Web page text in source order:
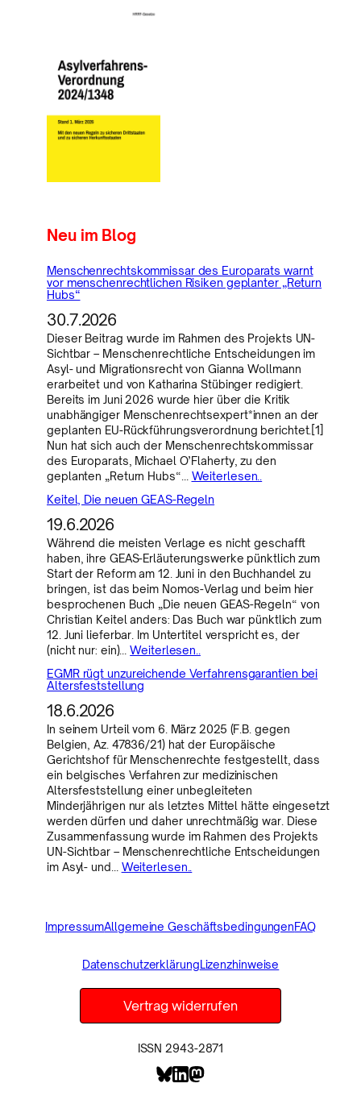
Neu im Blog
Menschenrechtskommissar des Europarats warnt
vor menschenrechtlichen Risiken geplanter „Return
Hubs“
30.7.2026
Dieser Beitrag wurde im Rahmen des Projekts UN-
Sichtbar – Menschenrechtliche Entscheidungen im
Asyl- und Migrationsrecht von Gianna Wollmann
erarbeitet und von Katharina Stübinger redigiert.
Bereits im Juni 2026 wurde hier über die Kritik
unabhängiger Menschenrechtsexpert*innen an der
geplanten EU-Rückführungsverordnung berichtet.[1]
Nun hat sich auch der Menschenrechtskommissar
des Europarats, Michael O’Flaherty, zu den
geplanten „Return Hubs“… Weiterlesen..
Keitel, Die neuen GEAS-Regeln
19.6.2026
Während die meisten Verlage es nicht geschafft
haben, ihre GEAS-Erläuterungswerke pünktlich zum
Start der Reform am 12. Juni in den Buchhandel zu
bringen, ist das beim Nomos-Verlag und beim hier
besprochenen Buch „Die neuen GEAS-Regeln“ von
Christian Keitel anders: Das Buch war pünktlich zum
12. Juni lieferbar. Im Untertitel verspricht es, der
(nicht nur: ein)…Weiterlesen..
EGMR rügt unzureichende Verfahrensgarantien bei
Altersfeststellung
18.6.2026
In seinem Urteil vom 6. März 2025 (F.B. gegen
Belgien, Az. 47836/21) hat der Europäische
Gerichtshof für Menschenrechte festgestellt, dass
ein belgisches Verfahren zur medizinischen
Altersfeststellung einer unbegleiteten
Minderjährigen nur als letztes Mittel hätte eingesetzt
werden dürfen und daher unrechtmäßig war. Diese
Zusammenfassung wurde im Rahmen des Projekts
UN-Sichtbar – Menschenrechtliche Entscheidungen
im Asyl- und… Weiterlesen..
ImpressumAllgemeine GeschäftsbedingungenFAQ
DatenschutzerklärungLizenzhinweise
Vertrag widerrufen
ISSN 2943-2871